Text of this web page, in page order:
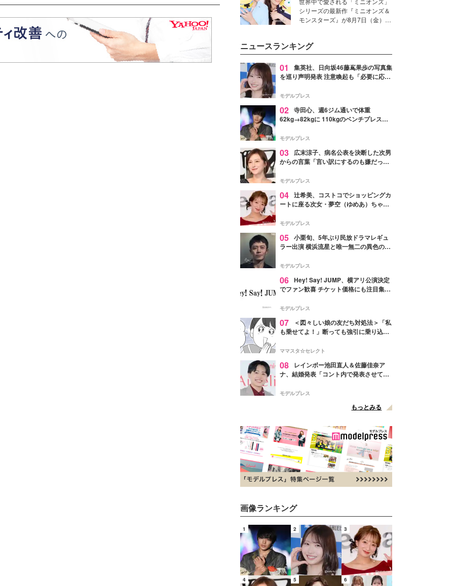
すヒントや、2人が感動した夏の
生理の新常識にも迫りました。
だけじゃない“友情と絆”に感
動
シリーズの最新作『ミニオンズ＆
モンスターズ』が8月7日（金）に
デルの宮城舞と島村雄大の特別対
談をお届け！それぞれの視点か
ら、今作ならではの魅力や予想外
の感動をもたらす奥深いストーリ
た。
ニュースランキング
01
集英社、日向坂46藤嶌果歩の写真集
を巡り声明発表 注意喚起も「必要に応じ
モデルプレス
02 寺田心、週6ジム通いで体重
62kg→82kgに 110kgのベンチプレス持
「かっこいい」と反響
モデルプレス
03
広末涼子、病名公表を決断した次男
からの言葉「言い訳にするのも嫌だっ
モデルプレス
04 辻希美、コストコでショッピングカ
ートに座る次女・夢空（ゆめあ）ちゃん
ぎ」「成長を感じる」の声
モデルプレス
05 小栗旬、5年ぶり民放ドラマレギュ
ラー出演 横浜流星と唯一無二の異色のバ
モデルプレス
06 Hey! Say! JUMP、横アリ公演決定
でファン歓喜 チケット価格にも注目集ま
モデルプレス
07
＜図々しい娘の友だち対処法＞「私
も乗せてよ！」断っても強引に乗り込ん
ママスタ☆セレクト
08
レインボー池田直人＆佐藤佳奈ア
ナ、結婚発表「コント内で発表させてい
点変更のため
モデルプレス
もっとみる
画像ランキング
1 2 3
4 5 6